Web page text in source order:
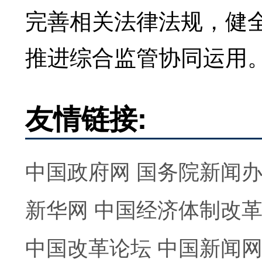
完善相关法律法规，健
推进综合监管协同运用
友情链接:
中国政府网 国务院新闻
新华网 中国经济体制改
中国改革论坛 中国新闻网